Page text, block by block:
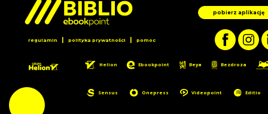
pobierz aplikację
regulamin | polityka prywatności | pomoc
Helion Ebookpoint Beya Bezdroza
Sensus Onepress Videopoint Editio